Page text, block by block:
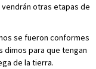
vendrán otras etapas de
se fueron conformes
dimos para que tengan
de la tierra.